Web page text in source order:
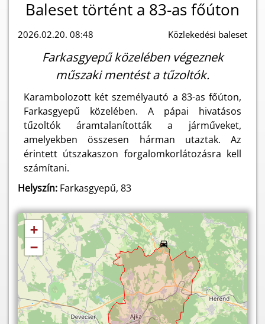
Baleset történt a 83-as főúton
2026.02.20. 08:48 Közlekedési baleset
Farkasgyepű közelében végeznek
műszaki mentést a tűzoltók.
Karambolozott két személyautó a 83-as főúton,
Farkasgyepű közelében. A pápai hivatásos
tűzoltók áramtalanították a járműveket,
amelyekben összesen hárman utaztak. Az
érintett útszakaszon forgalomkorlátozásra kell
számítani.
Helyszín: Farkasgyepű, 83
+
−